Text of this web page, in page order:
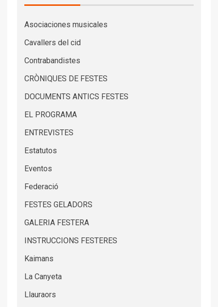
Asociaciones musicales
Cavallers del cid
Contrabandistes
CRÒNIQUES DE FESTES
DOCUMENTS ANTICS FESTES
EL PROGRAMA
ENTREVISTES
Estatutos
Eventos
Federació
FESTES GELADORS
GALERIA FESTERA
INSTRUCCIONS FESTERES
Kaimans
La Canyeta
Llauraors